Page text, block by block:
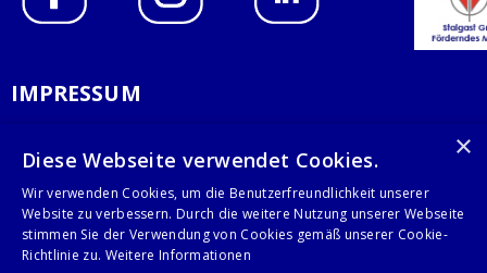
IMPRESSUM
AGB
KONTAKT
×
Diese Webseite verwendet Cookies.
Wir verwenden Cookies, um die Benutzerfreundlichkeit unserer
Website zu verbessern. Durch die weitere Nutzung unserer Webseite
stimmen Sie der Verwendung von Cookies gemäß unserer Cookie-
Richtlinie zu. Weitere Informationen